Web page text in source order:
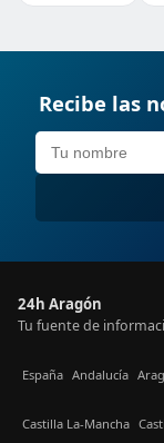
Recibe las
24h Aragón
Tu fuente de
España Andalucía
Castilla La-Mancha